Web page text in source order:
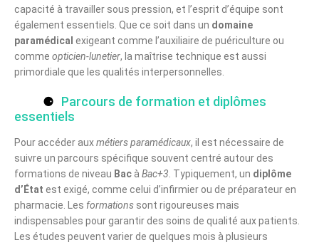
capacité à travailler sous pression, et l’esprit d’équipe sont
également essentiels. Que ce soit dans un domaine
paramédical exigeant comme l’auxiliaire de puériculture ou
comme opticien-lunetier, la maîtrise technique est aussi
primordiale que les qualités interpersonnelles.
Parcours de formation et diplômes
essentiels
Pour accéder auxmétiers paramédicaux, il est nécessaire de
suivre un parcours spécifique souvent centré autour des
formations de niveau Bac à Bac+3 . Typiquement, un diplôme
d’État est exigé, comme celui d’infirmier ou de préparateur en
pharmacie. Les formations sont rigoureuses mais
indispensables pour garantir des soins de qualité aux patients.
Les études peuvent varier de quelques mois à plusieurs